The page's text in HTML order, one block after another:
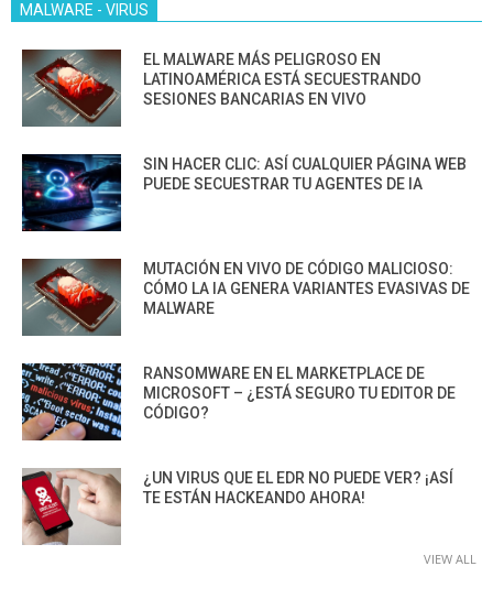
MALWARE - VIRUS
EL MALWARE MÁS PELIGROSO EN
LATINOAMÉRICA ESTÁ SECUESTRANDO
SESIONES BANCARIAS EN VIVO
SIN HACER CLIC: ASÍ CUALQUIER PÁGINA WEB
PUEDE SECUESTRAR TU AGENTES DE IA
MUTACIÓN EN VIVO DE CÓDIGO MALICIOSO:
CÓMO LA IA GENERA VARIANTES EVASIVAS DE
MALWARE
RANSOMWARE EN EL MARKETPLACE DE
MICROSOFT – ¿ESTÁ SEGURO TU EDITOR DE
CÓDIGO?
¿UN VIRUS QUE EL EDR NO PUEDE VER? ¡ASÍ
TE ESTÁN HACKEANDO AHORA!
VIEW ALL